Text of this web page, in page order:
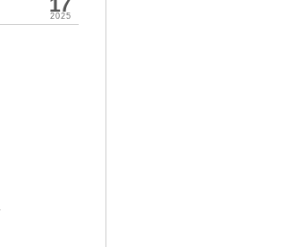
17
2025